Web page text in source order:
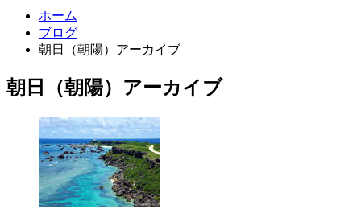
ホーム
ブログ
朝日（朝陽）アーカイブ
朝日（朝陽）アーカイブ